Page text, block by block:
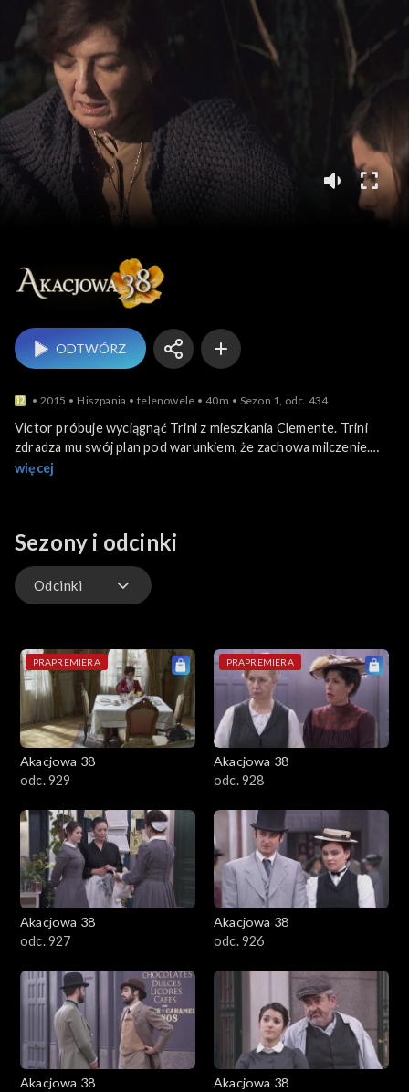
Akacjowa 38
ODTWÓRZ
2015 Hiszpania telenowele 40m Sezon 1, odc. 434
Victor próbuje wyciągnąć Trini z mieszkania Clemente. Trini
zdradza mu swój plan pod warunkiem, że zachowa milczenie.
Mauro zaś wyjawia swoje postępowanie wobec Cayetany
znów inwestować w interesy.
więcej
Sezony i odcinki
Odcinki
PRAPREMIERA
Akacjowa 38
odc. 929
PRAPREMIERA
Akacjowa 38
odc. 928
Akacjowa 38
odc. 927
Akacjowa 38
odc. 926
Akacjowa 38
Akacjowa 38